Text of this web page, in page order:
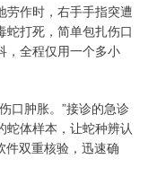
劳作时，右手手指突遭
蛇打死，简单包扎伤口
，全程仅用一个多小
口肿胀。”接诊的急诊
蛇体样本，让蛇种辨认
件双重核验，迅速确